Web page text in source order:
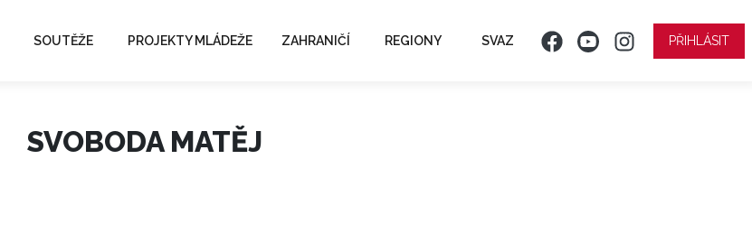
SOUTĚŽE PROJEKTY MLÁDEŽE ZAHRANIČÍ REGIONY SVAZ PŘIHLÁSIT
SVOBODA MATĚJ